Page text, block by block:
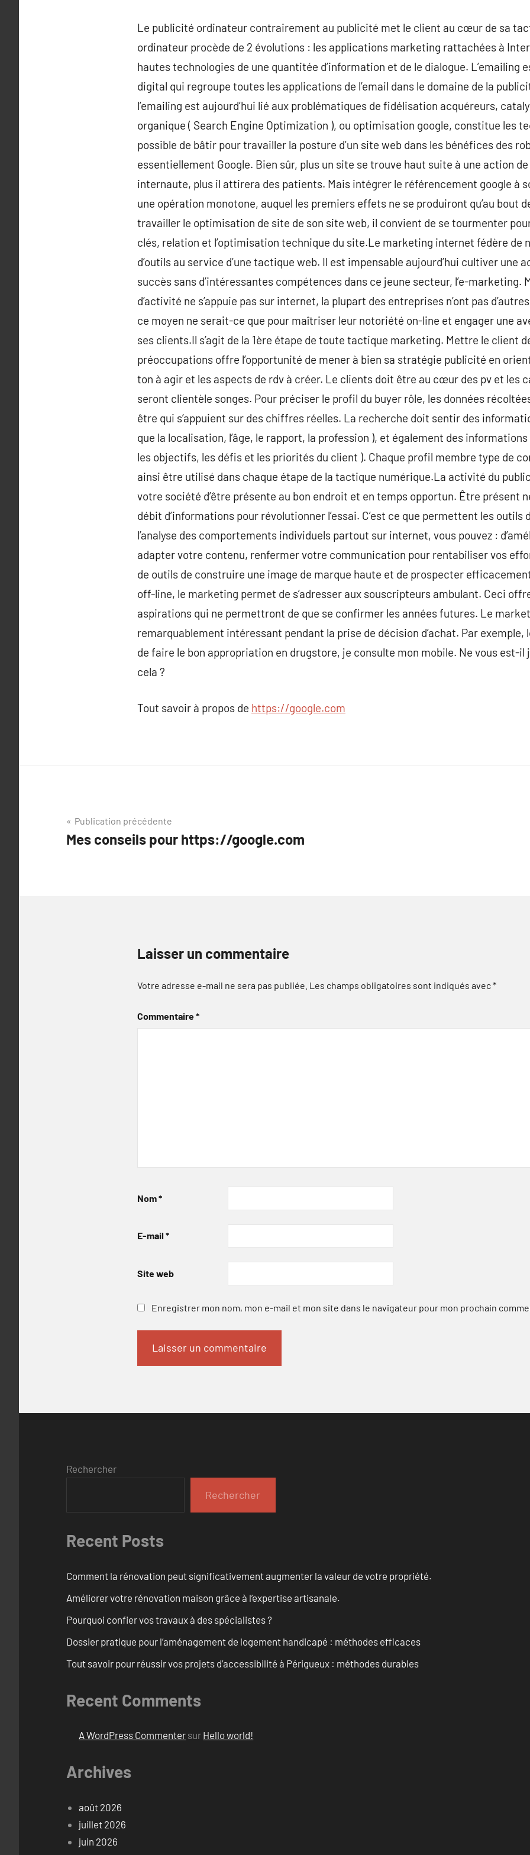
Le publicité ordinateur contrairement au publicité met le client au cœur de sa
ordinateur procède de 2 évolutions : les applications marketing rattachées à
hautes technologies de une quantitée d’information et de le dialogue. L’emailing
digital qui regroupe toutes les applications de l’email dans le domaine de la
l’emailing est aujourd’hui lié aux problématiques de fidélisation acquéreurs,
organique ( Search Engine Optimization ), ou optimisation google, constitue les
possible de bâtir pour travailler la posture d’un site web dans les bénéfices des
essentiellement Google. Bien sûr, plus un site se trouve haut suite à une action de
internaute, plus il attirera des patients. Mais intégrer le référencement google à
une opération monotone, auquel les premiers effets ne se produiront qu’au bout
travailler le optimisation de site de son site web, il convient de se tourmenter
clés, relation et l’optimisation technique du site.Le marketing internet fédère de
d’outils au service d’une tactique web. Il est impensable aujourd’hui cultiver une
succès sans d’intéressantes compétences dans ce jeune secteur, l’e-marketing.
d’activité ne s’appuie pas sur internet, la plupart des entreprises n’ont pas
ce moyen ne serait-ce que pour maîtriser leur notoriété on-line et engager une
ses clients.Il s’agit de la 1ère étape de toute tactique marketing. Mettre le client
préoccupations offre l’opportunité de mener à bien sa stratégie publicité en
ton à agir et les aspects de rdv à créer. Le clients doit être au cœur des pv et les
seront clientèle songes. Pour préciser le profil du buyer rôle, les données
être qui s’appuient sur des chiffres réelles. La recherche doit sentir des
que la localisation, l’âge, le rapport, la profession ), et également des
les objectifs, les défis et les priorités du client ). Chaque profil membre type de
ainsi être utilisé dans chaque étape de la tactique numérique.La activité du
votre société d’être présente au bon endroit et en temps opportun. Être présent
débit d’informations pour révolutionner l’essai. C’est ce que permettent les outils
l’analyse des comportements individuels partout sur internet, vous pouvez :
adapter votre contenu, renfermer votre communication pour rentabiliser vos
de outils de construire une image de marque haute et de prospecter
off-line, le marketing permet de s’adresser aux souscripteurs ambulant. Ceci
aspirations qui ne permettront de que se confirmer les années futures. Le
remarquablement intéressant pendant la prise de décision d’achat. Par exemple,
de faire le bon appropriation en drugstore, je consulte mon mobile. Ne vous est-
cela ?
Tout savoir à propos de https://google.com
Navigation
de
Publication précédente
Mes conseils pour https://google.com
Laisser un commentaire
Votre adresse e-mail ne sera pas publiée. Les champs obligatoires sont indiqués avec*
Commentaire*
Nom*
E-mail *
Site web
Enregistrer mon nom, mon e-mail et mon site dans le navigateur pour mon prochain
Rechercher
Rechercher
Recent Posts
Comment la rénovation peut significativement augmenter la valeur de votre propriété.
Améliorer votre rénovation maison grâce à l’expertise artisanale.
Pourquoi confier vos travaux à des spécialistes ?
Dossier pratique pour l’aménagement de logement handicapé : méthodes efficaces
Tout savoir pour réussir vos projets d’accessibilité à Périgueux : méthodes durables
Recent Comments
A WordPress Commenter sur Hello world!
Archives
août 2026
juillet 2026
juin 2026